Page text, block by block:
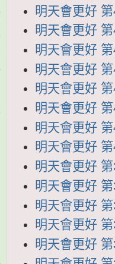
明天會更好
明天會更好
明天會更好
明天會更好
明天會更好
明天會更好
明天會更好
明天會更好
明天會更好
明天會更好
明天會更好
明天會更好
明天會更好